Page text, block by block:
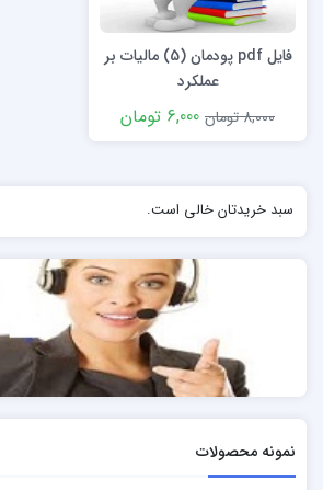
فایل pdf پودمان (5) مالیات بر
عملکرد
8,000 تومان
6,000 تومان
سبد خریدتان خالی است.
نمونه محصولات